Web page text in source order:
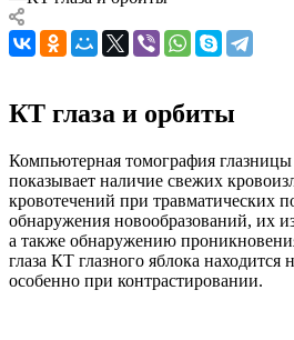
КТ глаза и орбиты
Компьютерная томография
показывает наличие свежих
кровотечений при травматических
обнаружения новообразований, их
а также обнаружению
глаза КТ глазного яблока
особенно при контрастировании.